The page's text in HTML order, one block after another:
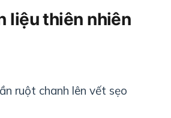
liệu thiên nhiên
ruột chanh lên vết sẹo